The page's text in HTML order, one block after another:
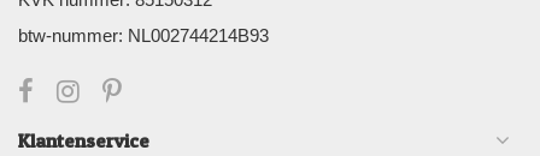
btw-nummer: NL002744214B93
Klantenservice